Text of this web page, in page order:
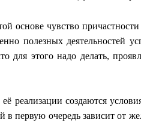
основе чувство
полезных деятельностей
для этого надо делать,
реализации создаются
в первую очередь зависит от